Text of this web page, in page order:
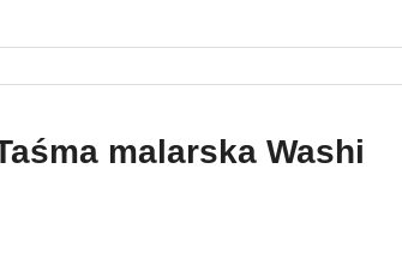
malarska Washi